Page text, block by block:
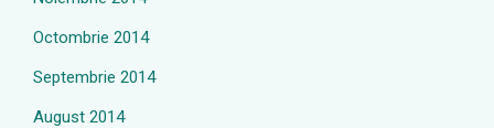
Octombrie 2014
Septembrie 2014
August 2014